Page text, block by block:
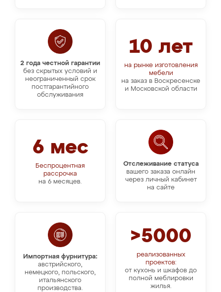
10 лет
на рынке изготовления
мебели
на заказ в Воскресенске
и Московской области
2 года честной гарантии
без скрытых условий и
неограниченный срок
постгарантийного
обслуживания
Отслеживание статуса
вашего заказа онлайн
через личный кабинет
на сайте
6 мес
Беспроцентная
рассрочка
на 6 месяцев.
Импортная фурнитура:
австрийского,
немецкого, польского,
итальянского
производства.
>5000
реализованных
проектов:
от кухонь и шкафов до
полной меблировки
жилья.